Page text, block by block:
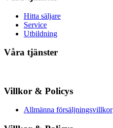
Hitta säljare
Service
Utbildning
Våra tjänster
Villkor & Policys
Allmänna försäljningsvillkor